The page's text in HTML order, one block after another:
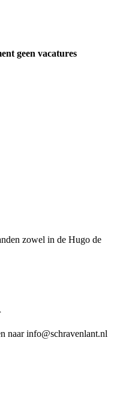
geen vacatures
zowel in de Hugo de
naar info@schravenlant.nl